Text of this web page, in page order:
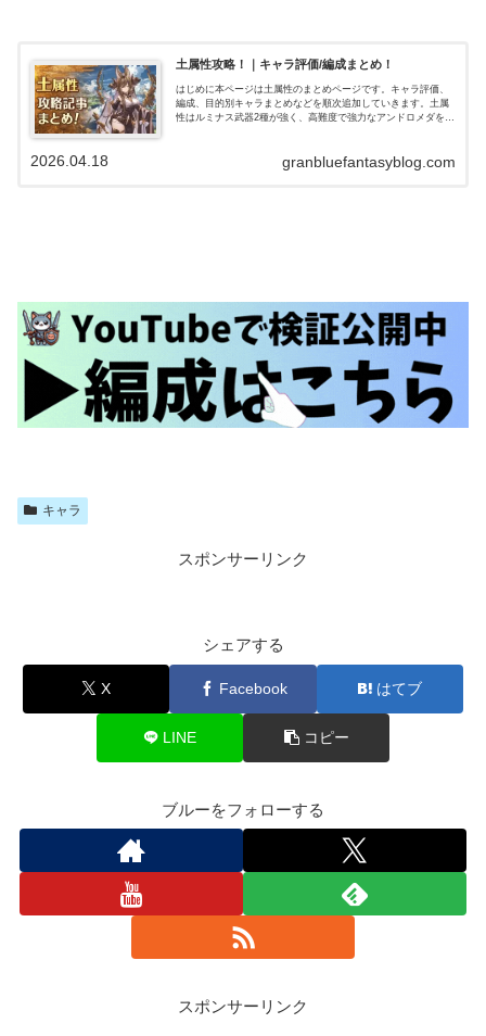
土属性攻略！｜キャラ評価/編成まとめ！
はじめに本ページは土属性のまとめページです。キャラ評価、
編成、目的別キャラまとめなどを順次追加していきます。土属
性はルミナス武器2種が強く、高難度で強力なアンドロメダを主
granbluefantasyblog.com
2026.04.18
キャラ
スポンサーリンク
シェアする
X Facebook はてブ
LINE コピー
ブルーをフォローする
スポンサーリンク